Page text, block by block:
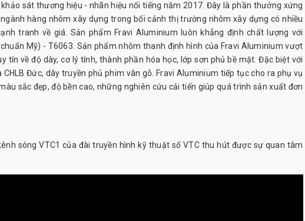
sát thương hiệu - nhãn hiệu nối tiếng năm 2017. Đây là phần thưởng xứng
hàng nhôm xây dựng trong bối cảnh thị trường nhôm xây dựng có nhiều
tranh về giá. Sản phẩm Fravi Aluminium luôn khẳng định chất lượng với
Mỹ) - T6063. Sản phẩm nhôm thanh định hình của Fravi Aluminium vượt
tín về độ dày, cơ lý tính, thành phần hóa học, lớp sơn phủ bề mặt. Đặc biệt với
Đức, dây truyền phủ phim vân gỗ. Fravi Aluminium tiếp tục cho ra phụ vụ
sắc đẹp, độ bền cao, những nghiên cứu cải tiến giúp quá trình sản xuất đơn
sóng VTC1 của đài truyền hình kỹ thuật số VTC thu hút được sự quan tâm